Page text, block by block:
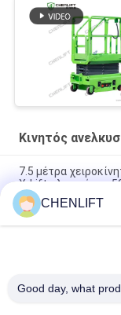
Κινητός
7.5 μέτρα
X-Lift πλατφόρμα
14M Μικρό
συσκευή
Μίνι Εγχειρίδιο
CHENLIFT
Good day, what